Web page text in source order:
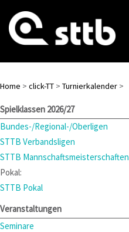
Home > click-TT > Turnierkalender >
Spielklassen 2026/27
Bundes-/Regional-/Oberligen
STTB Verbandsligen
STTB Mannschaftsmeisterschaften
Pokal:
STTB Pokal
Veranstaltungen
Seminare